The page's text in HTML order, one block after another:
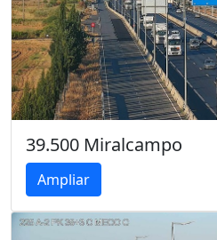
39.500 Miralcampo
Ampliar